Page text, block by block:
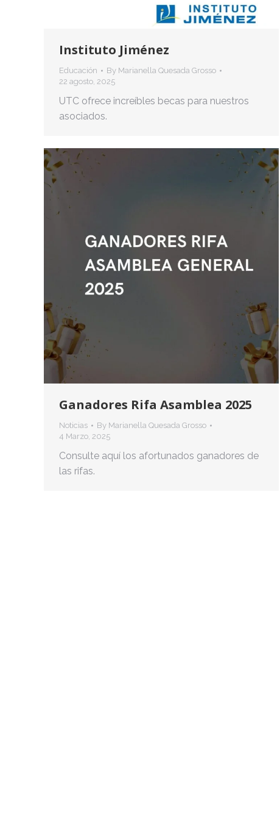
Instituto Jiménez
Educación By Marianella Quesada Grosso
22 agosto, 2025
UTC ofrece increíbles becas para nuestros
asociados.
Ganadores Rifa Asamblea 2025
Noticias By Marianella Quesada Grosso
4 Marzo, 2025
Consulte aquí los afortunados ganadores de
las rifas.